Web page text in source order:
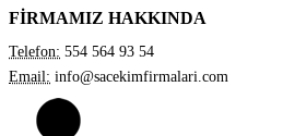
FİRMAMIZ HAKKINDA
Telefon: 554 564 93 54
Email: info@sacekimfirmalari.com